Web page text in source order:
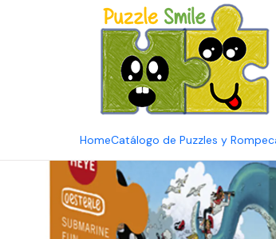
HomeCatálogo de Puzzles y
Catálogo de Puzzles y Rompecabezas